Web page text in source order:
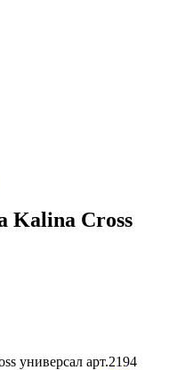
Kalina Cross
универсал арт.2194